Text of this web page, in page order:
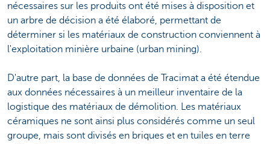
nécessaires sur les produits ont été mises à disposition et
un arbre de décision a été élaboré, permettant de
déterminer si les matériaux de construction conviennent à
l'exploitation minière urbaine (urban mining).
D'autre part, la base de données de Tracimat a été étendue
aux données nécessaires à un meilleur inventaire de la
logistique des matériaux de démolition. Les matériaux
céramiques ne sont ainsi plus considérés comme un seul
groupe, mais sont divisés en briques et en tuiles en terre